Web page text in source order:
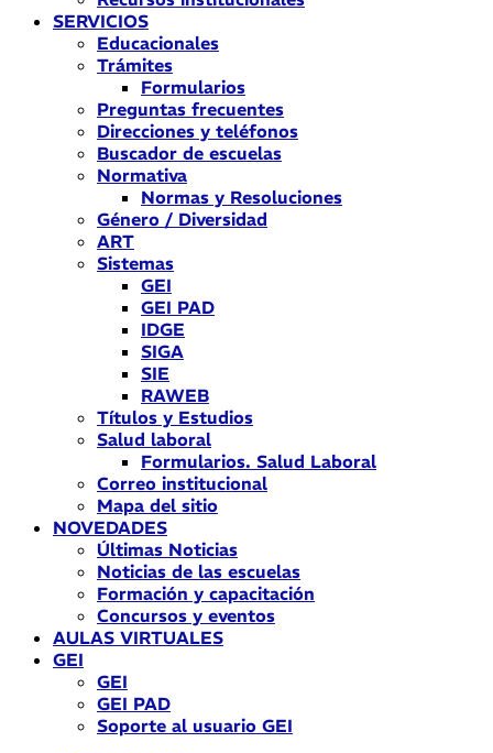
SERVICIOS
Educacionales
Trámites
Formularios
Preguntas frecuentes
Direcciones y teléfonos
Buscador de escuelas
Normativa
Normas y Resoluciones
Género / Diversidad
ART
Sistemas
GEI
GEI PAD
IDGE
SIGA
SIE
RAWEB
Títulos y Estudios
Salud laboral
Formularios. Salud Laboral
Correo institucional
Mapa del sitio
NOVEDADES
Últimas Noticias
Noticias de las escuelas
Formación y capacitación
Concursos y eventos
AULAS VIRTUALES
GEI
GEI
GEI PAD
Soporte al usuario GEI